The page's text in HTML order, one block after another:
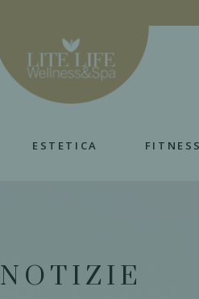
ESTETICA FITNESS
NOTIZIE